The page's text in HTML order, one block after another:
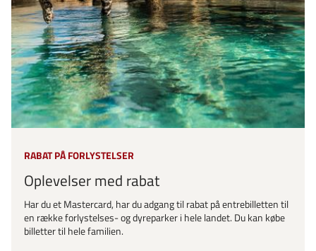
RABAT PÅ FORLYSTELSER
Oplevelser med rabat
Har du et Mastercard, har du adgang til rabat på entrebilletten til
en række forlystelses- og dyreparker i hele landet. Du kan købe
billetter til hele familien.